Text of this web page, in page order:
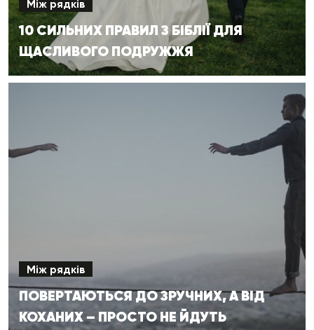
Між рядків
10 СИЛЬНИХ ПРАВИЛ З БІБЛІЇ ДЛЯ
ЩАСЛИВОГО ПОДРУЖЖЯ
Між рядків
ПОВЕРТАЮТЬСЯ ДО ЗРУЧНИХ, А ВІД
КОХАНИХ – ПРОСТО НЕ ЙДУТЬ